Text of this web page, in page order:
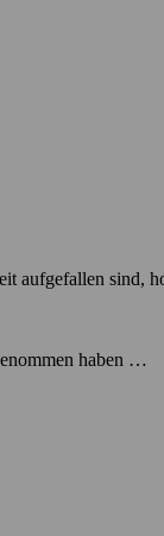
aufgefallen sind,
haben …